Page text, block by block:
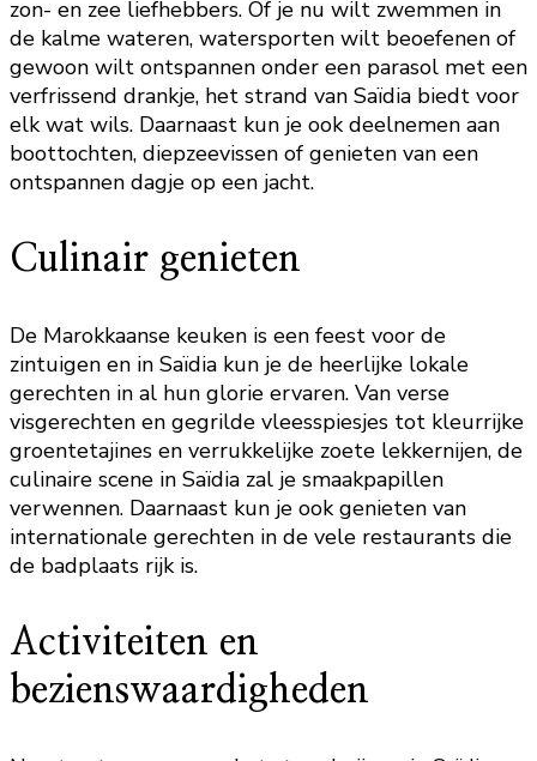
zon- en zee liefhebbers. Of je nu wilt zwemmen in
de kalme wateren, watersporten wilt beoefenen of
gewoon wilt ontspannen onder een parasol met een
verfrissend drankje, het strand van Saïdia biedt voor
elk wat wils. Daarnaast kun je ook deelnemen aan
boottochten, diepzeevissen of genieten van een
ontspannen dagje op een jacht.
Culinair genieten
De Marokkaanse keuken is een feest voor de
zintuigen en in Saïdia kun je de heerlijke lokale
gerechten in al hun glorie ervaren. Van verse
visgerechten en gegrilde vleesspiesjes tot kleurrijke
groentetajines en verrukkelijke zoete lekkernijen, de
culinaire scene in Saïdia zal je smaakpapillen
verwennen. Daarnaast kun je ook genieten van
internationale gerechten in de vele restaurants die
de badplaats rijk is.
Activiteiten en
bezienswaardigheden